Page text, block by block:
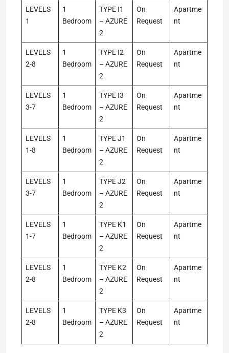
LEVELS
1
1
Bedroom
TYPE I1
– AZURE
2
On
Request
Apartme
nt
LEVELS
2-8
1
Bedroom
TYPE I2
– AZURE
2
On
Request
Apartme
nt
LEVELS
3-7
1
Bedroom
TYPE I3
– AZURE
2
On
Request
Apartme
nt
LEVELS
1-8
1
Bedroom
TYPE J1
– AZURE
2
On
Request
Apartme
nt
LEVELS
3-7
1
Bedroom
TYPE J2
– AZURE
2
On
Request
Apartme
nt
LEVELS
1-7
1
Bedroom
TYPE K1
– AZURE
2
On
Request
Apartme
nt
LEVELS
2-8
1
Bedroom
TYPE K2
– AZURE
2
On
Request
Apartme
nt
LEVELS
2-8
1
Bedroom
TYPE K3
– AZURE
2
On
Request
Apartme
nt